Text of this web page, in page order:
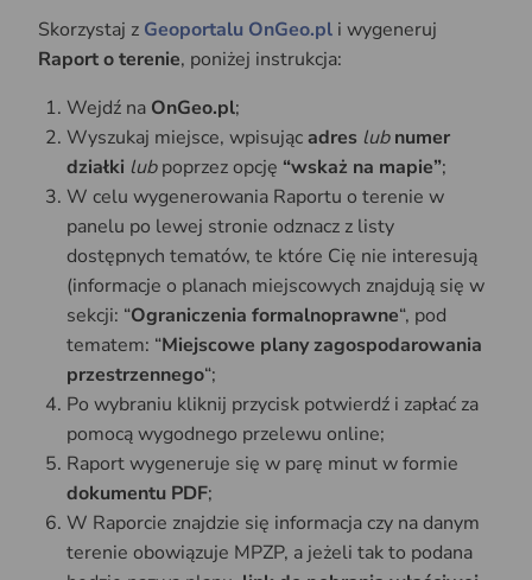
Skorzystaj z Geoportalu OnGeo.pl i wygeneruj
Raport o terenie, poniżej instrukcja:
Wejdź na OnGeo.pl;
Wyszukaj miejsce, wpisującadres lubnumer
działki lubpoprzez opcję “wskaż na mapie”;
W celu wygenerowania Raportu o terenie w
panelu po lewej stronie odznacz z listy
dostępnych tematów, te które Cię nie interesują
(informacje o planach miejscowych znajdują się w
sekcji: “Ograniczenia formalnoprawne“, pod
tematem: “Miejscowe plany zagospodarowania
przestrzennego“;
Po wybraniu kliknij przycisk potwierdź i zapłać za
pomocą wygodnego przelewu online;
Raport wygeneruje się w parę minut w formie
dokumentu PDF;
W Raporcie znajdzie się informacja czy na danym
terenie obowiązuje MPZP, a jeżeli tak to podana